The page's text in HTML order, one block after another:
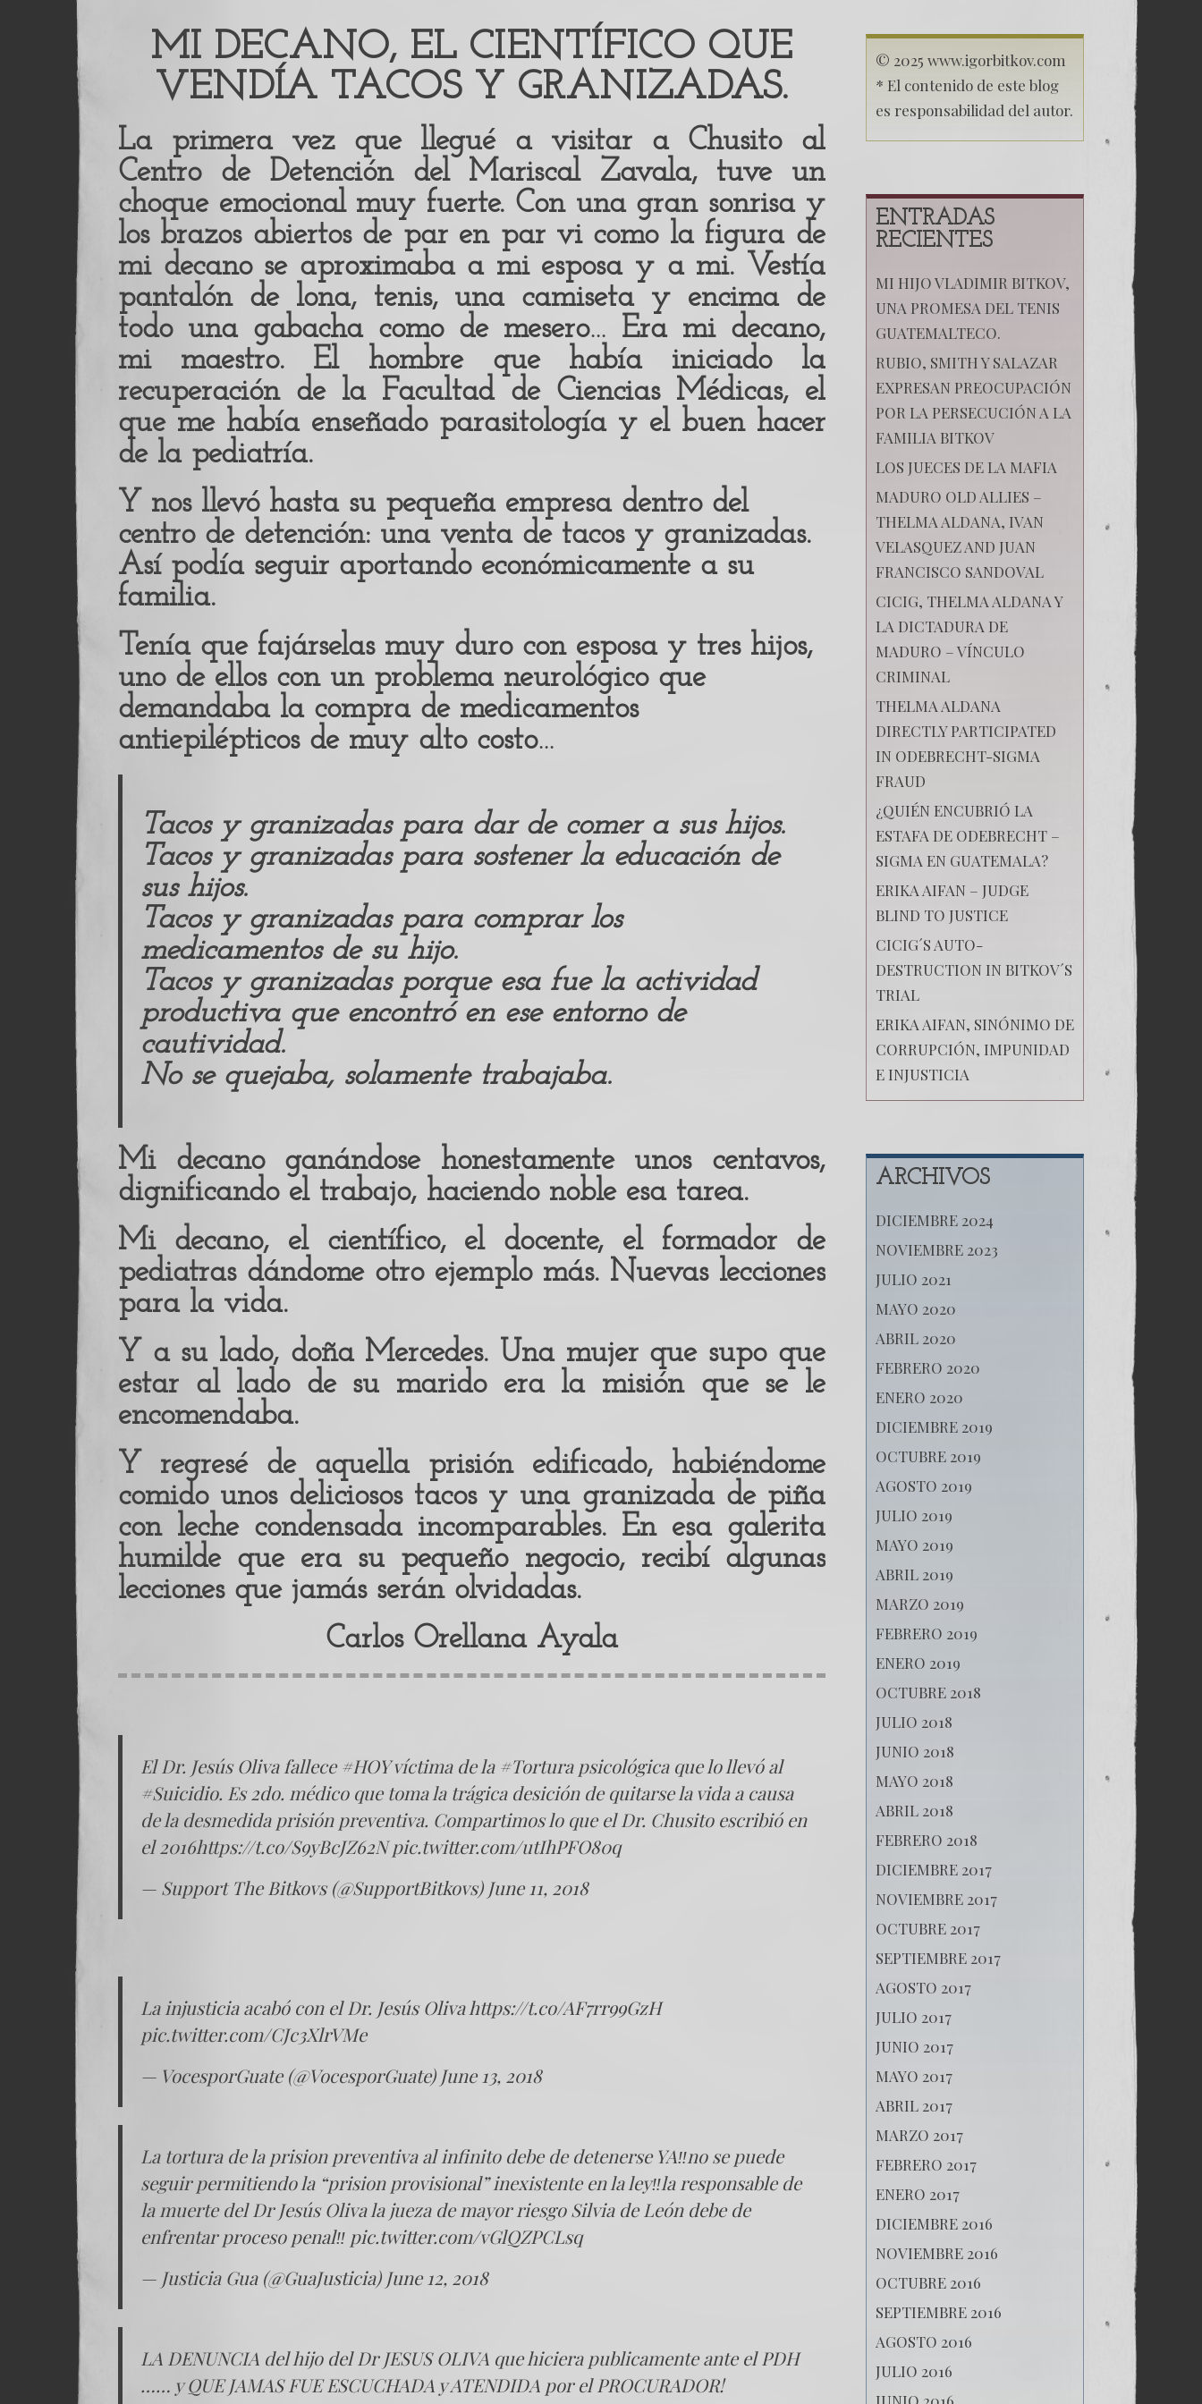
Jesús
Oliva
(Chusito)
MI DECANO, EL CIENTÍFICO QUE
VENDÍA TACOS Y GRANIZADAS.
La primera vez que llegué a visitar a Chusito al
Centro de Detención del Mariscal Zavala, tuve un
choque emocional muy fuerte. Con una gran sonrisa y
los brazos abiertos de par en par vi como la figura de
mi decano se aproximaba a mi esposa y a mi. Vestía
pantalón de lona, tenis, una camiseta y encima de
todo una gabacha como de mesero… Era mi decano,
mi maestro. El hombre que había iniciado la
recuperación de la Facultad de Ciencias Médicas, el
que me había enseñado parasitología y el buen hacer
de la pediatría.
Y nos llevó hasta su pequeña empresa dentro del
centro de detención: una venta de tacos y granizadas.
Así podía seguir aportando económicamente a su
familia.
Tenía que fajárselas muy duro con esposa y tres hijos,
uno de ellos con un problema neurológico que
demandaba la compra de medicamentos
antiepilépticos de muy alto costo…
Tacos y granizadas para dar de comer a sus hijos.
Tacos y granizadas para sostener la educación de
sus hijos.
Tacos y granizadas para comprar los
medicamentos de su hijo.
Tacos y granizadas porque esa fue la actividad
productiva que encontró en ese entorno de
cautividad.
No se quejaba, solamente trabajaba.
Mi decano ganándose honestamente unos centavos,
dignificando el trabajo, haciendo noble esa tarea.
Mi decano, el científico, el docente, el formador de
pediatras dándome otro ejemplo más. Nuevas lecciones
para la vida.
Y a su lado, doña Mercedes. Una mujer que supo que
estar al lado de su marido era la misión que se le
encomendaba.
Y regresé de aquella prisión edificado, habiéndome
comido unos deliciosos tacos y una granizada de piña
con leche condensada incomparables. En esa galerita
humilde que era su pequeño negocio, recibí algunas
lecciones que jamás serán olvidadas.
Carlos Orellana Ayala
El Dr. Jesús Oliva fallece #HOYvíctima de la #Torturapsicológica que lo llevó al
#Suicidio. Es 2do. médico que toma la trágica desición de quitarse la vida a causa
de la desmedida prisión preventiva. Compartimos lo que el Dr. Chusito escribió en
el 2016https://t.co/S9yBcJZ62N pic.twitter.com/utIhPFO80q
— Support The Bitkovs (@SupportBitkovs) June 11, 2018
La injusticia acabó con el Dr. Jesús Olivahttps://t.co/AF7rr99GzH
pic.twitter.com/CJc3XlrVMe
— VocesporGuate (@VocesporGuate) June 13, 2018
La tortura de la prision preventiva al infinito debe de detenerse YA‼️no se puede
seguir permitiendo la “prision provisional” inexistente en la ley‼️la responsable de
la muerte del Dr Jesús Oliva la jueza de mayor riesgo Silvia de León debe de
enfrentar proceso penal‼️ pic.twitter.com/vGlQZPCLsq
— Justicia Gua (@GuaJusticia) June 12, 2018
LA DENUNCIA del hijo del Dr JESUS OLIVA que hiciera publicamente ante el PDH
…… y QUE JAMAS FUE ESCUCHADA y ATENDIDA por el PROCURADOR!
© 2025 www.igorbitkov.com
* El contenido de este blog
es responsabilidad del autor.
ENTRADAS
RECIENTES
MI HIJO VLADIMIR BITKOV,
UNA PROMESA DEL TENIS
GUATEMALTECO.
RUBIO, SMITH Y SALAZAR
EXPRESAN PREOCUPACIÓN
POR LA PERSECUCIÓN A LA
FAMILIA BITKOV
LOS JUECES DE LA MAFIA
MADURO OLD ALLIES –
THELMA ALDANA, IVAN
VELASQUEZ AND JUAN
FRANCISCO SANDOVAL
CICIG, THELMA ALDANA Y
LA DICTADURA DE
MADURO – VÍNCULO
CRIMINAL
THELMA ALDANA
DIRECTLY PARTICIPATED
IN ODEBRECHT-SIGMA
FRAUD
¿QUIÉN ENCUBRIÓ LA
ESTAFA DE ODEBRECHT –
SIGMA EN GUATEMALA?
ERIKA AIFAN – JUDGE
BLIND TO JUSTICE
CICIG´S AUTO-
DESTRUCTION IN BITKOV´S
TRIAL
ERIKA AIFAN, SINÓNIMO DE
CORRUPCIÓN, IMPUNIDAD
E INJUSTICIA
ARCHIVOS
DICIEMBRE 2024
NOVIEMBRE 2023
JULIO 2021
MAYO 2020
ABRIL 2020
FEBRERO 2020
ENERO 2020
DICIEMBRE 2019
OCTUBRE 2019
AGOSTO 2019
JULIO 2019
MAYO 2019
ABRIL 2019
MARZO 2019
FEBRERO 2019
ENERO 2019
OCTUBRE 2018
JULIO 2018
JUNIO 2018
MAYO 2018
ABRIL 2018
FEBRERO 2018
DICIEMBRE 2017
NOVIEMBRE 2017
OCTUBRE 2017
SEPTIEMBRE 2017
AGOSTO 2017
JULIO 2017
JUNIO 2017
MAYO 2017
ABRIL 2017
MARZO 2017
FEBRERO 2017
ENERO 2017
DICIEMBRE 2016
NOVIEMBRE 2016
OCTUBRE 2016
SEPTIEMBRE 2016
AGOSTO 2016
JULIO 2016